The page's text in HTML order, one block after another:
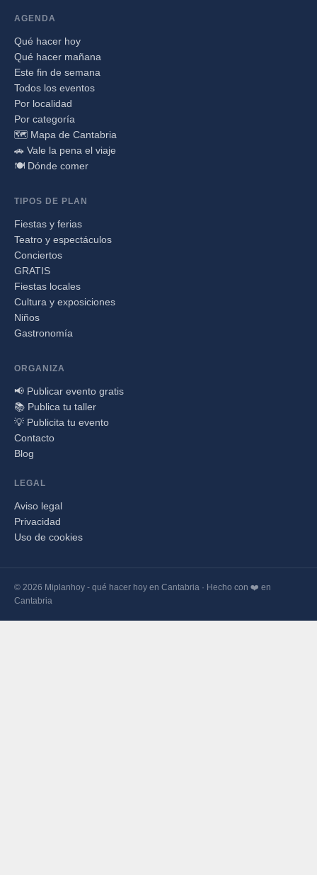
AGENDA
Qué hacer hoy
Qué hacer mañana
Este fin de semana
Todos los eventos
Por localidad
Por categoría
🗺️ Mapa de Cantabria
🚗 Vale la pena el viaje
🍽️ Dónde comer
TIPOS DE PLAN
Fiestas y ferias
Teatro y espectáculos
Conciertos
GRATIS
Fiestas locales
Cultura y exposiciones
Niños
Gastronomía
ORGANIZA
📢 Publicar evento gratis
📚 Publica tu taller
💡 Publicita tu evento
Contacto
Blog
LEGAL
Aviso legal
Privacidad
Uso de cookies
© 2026 Miplanhoy - qué hacer hoy en Cantabria · Hecho con ❤️ en
Cantabria